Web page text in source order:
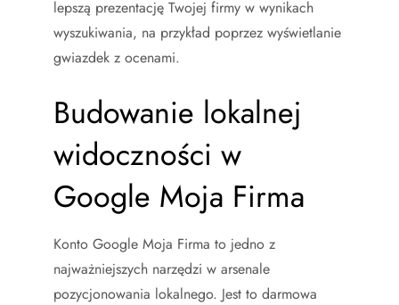
lepszą prezentację Twojej firmy w wynikach
wyszukiwania, na przykład poprzez wyświetlanie
gwiazdek z ocenami.
Budowanie lokalnej
widoczności w
Google Moja Firma
Konto Google Moja Firma to jedno z
najważniejszych narzędzi w arsenale
pozycjonowania lokalnego. Jest to darmowa